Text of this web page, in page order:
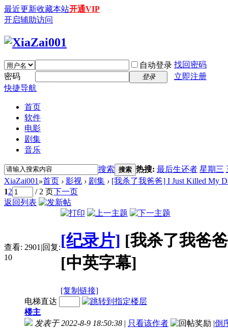
最近更新收藏本站开通VIP
开启辅助访问
自动登录 找回密码
密码
登录
立即注册
快捷导航
首页
软件
电影
剧集
音乐
搜索 搜索 热搜: 最后生还者 星期三
XiaZai001 »首页 › 影视 › 剧集 › [我杀了我爸爸] I Just Killed My
12 / 2 页下一页
返回列表
查看: 2901 |回复:
10
[纪录片] [我杀了我爸
[中英字幕]
[复制链接]
电梯直达
楼主
发表于 2022-8-9 18:50:38 | 只看该作者 |倒